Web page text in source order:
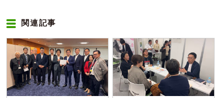
関連記事